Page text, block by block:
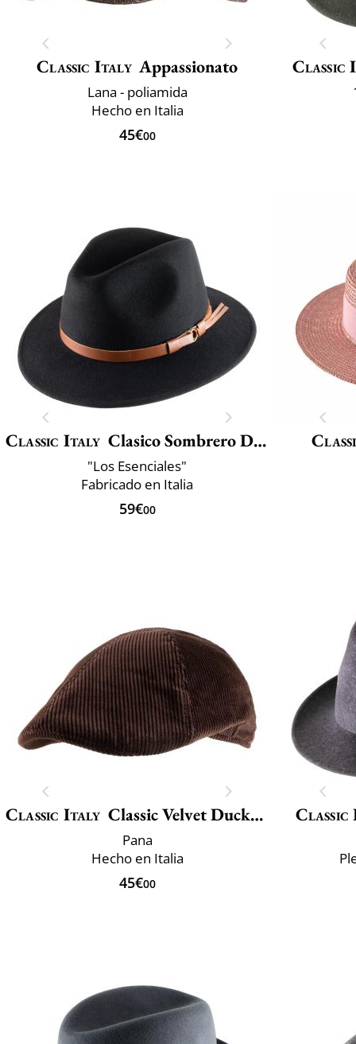
Classic Italy Appassionato
Lana - poliamida
Hecho en Italia
45€00
Classic
Classic Italy Clasico Sombrero De Viaje
"Los Esenciales"
Fabricado en Italia
59€00
Classic Italy Classic Velvet Duckbill
Pana
Hecho en Italia
45€00